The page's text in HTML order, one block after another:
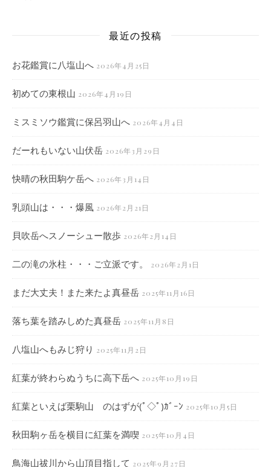
最近の投稿
お花鑑賞に八塩山へ 2026年4月25日
初めての東根山 2026年4月19日
ミスミソウ鑑賞に保呂羽山へ 2026年4月4日
だーれもいない山伏岳 2026年3月29日
快晴の秋田駒ケ岳へ 2026年3月14日
乳頭山は・・・爆風 2026年2月21日
貝吹岳へスノーシュー散歩 2026年2月14日
二の滝の氷柱・・・ご立派です。 2026年2月1日
まだ大丈夫！また来たよ真昼岳 2025年11月16日
落ち葉を踏みしめた真昼岳 2025年11月8日
八塩山へもみじ狩り 2025年11月2日
紅葉が終わらぬうちに高下岳へ 2025年10月19日
紅葉といえば栗駒山 のはずが(ﾟ◇ﾟ)ｶﾞｰﾝ 2025年10月5日
秋田駒ヶ岳を横目に紅葉を満喫 2025年10月4日
鳥海山祓川から山頂目指して 2025年9月27日